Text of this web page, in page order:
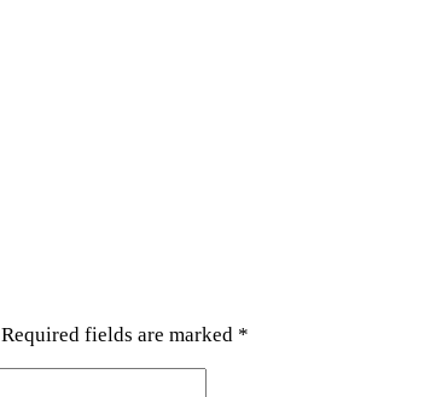
Required fields are marked *